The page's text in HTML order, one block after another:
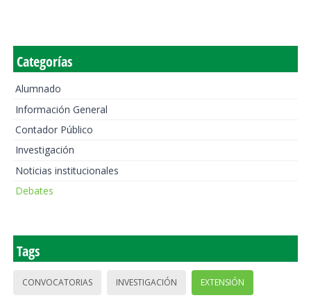
Categorías
Alumnado
Información General
Contador Público
Investigación
Noticias institucionales
Debates
Tags
CONVOCATORIAS INVESTIGACIÓN EXTENSIÓN